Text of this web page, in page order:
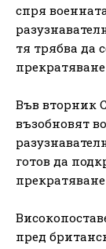
спря
тя трябва да
Във вторник
възобновят
готов да
пред